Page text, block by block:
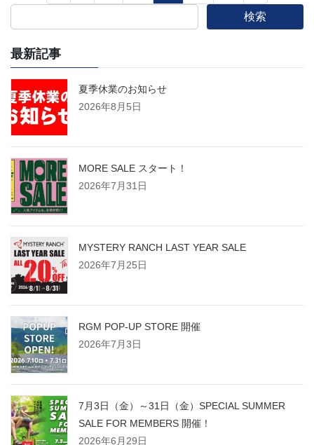
稿
の
ペ
ー
ジ
送
り
定
定
定
定
ペ
定
検索
最新記事
夏季休業のお知らせ
2026年8月5日
MORE SALE スタート！
2026年7月31日
MYSTERY RANCH LAST YEAR SALE
2026年7月25日
RGM POP-UP STORE 開催
2026年7月3日
7月3日（金）～31日（金）SPECIAL SUMMER
SALE FOR MEMBERS 開催！
2026年6月29日